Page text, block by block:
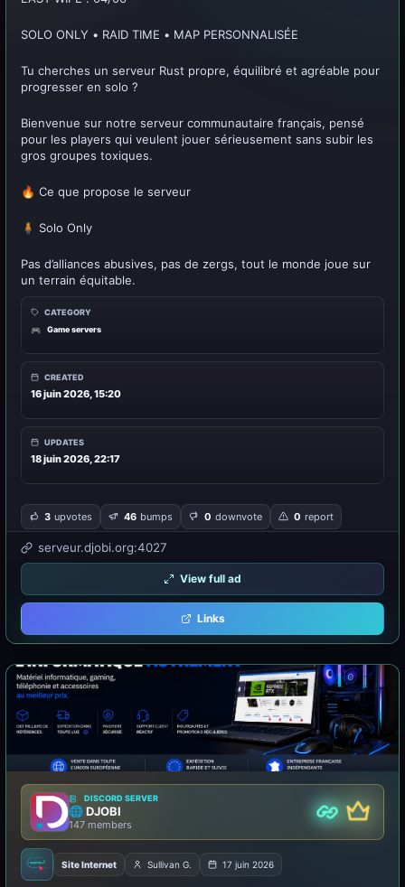
SOLO ONLY • RAID TIME • MAP PERSONNALISÉE
Tu cherches un serveur Rust propre, équilibré et agréable pour
progresser en solo ?
Bienvenue sur notre serveur communautaire français, pensé
pour les players qui veulent jouer sérieusement sans subir les
gros groupes toxiques.
🔥 Ce que propose le serveur
🧍 Solo Only
Pas d’alliances abusives, pas de zergs, tout le monde joue sur
un terrain équitable.
CATEGORY
🎮
Game servers
CREATED
16 juin 2026, 15:20
UPDATES
18 juin 2026, 22:17
3 upvotes 46 bumps 0 downvote 0 report
serveur.djobi.org:4027
View full ad
Links
DISCORD SERVER
🌐 DJOBI
147 members
Partner
Site Internet Sullivan G. 17 juin 2026